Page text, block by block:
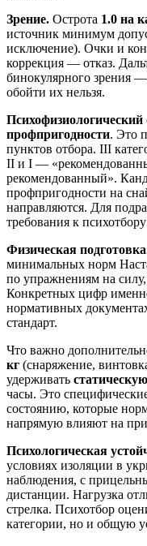
Зрение. Острота 1.0 на
источник минимум
исключение). Очки и
коррекция — отказ.
бинокулярного зрения
обойти их нельзя.
Психофизиологический
профпригодности. Это
пунктов отбора. III
II и I —
рекомендованный».
профпригодности на
направляются. Для
требования к
Физическая
минимальных норм
по упражнениям на
Конкретных цифр
нормативных
стандарт.
Что важно
кг (снаряжение,
удерживать
часы. Это
состоянию, которые
напрямую влияют на
Психологическая
условиях изоляции в
наблюдения, с
дистанции. Нагрузка
стрелка. Психотбор
категории, но и общую